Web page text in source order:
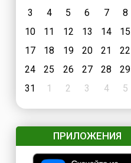
3
4 5 6 7 8
10
11 12 13 14 15
17
18 19 20 21 22
24
25 26 27 28 29
31
1 2 3 4 5
ПРИЛОЖЕНИЯ